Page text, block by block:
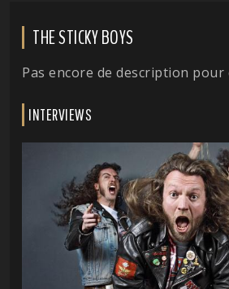
THE STICKY BOYS
Pas encore de description pour
INTERVIEWS